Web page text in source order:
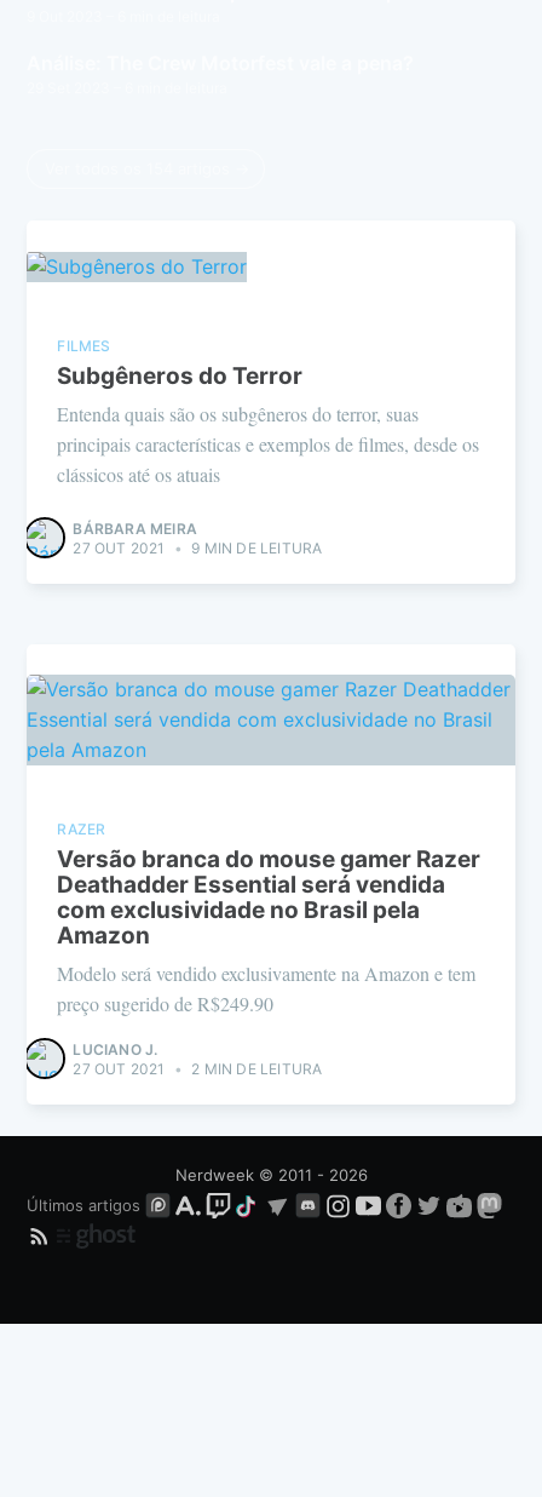
FILMES
Subgêneros do Terror
Entenda quais são os subgêneros do terror, suas
principais características e exemplos de filmes, desde os
clássicos até os atuais
BÁRBARA MEIRA
27 OUT 2021
• 9 MIN DE LEITURA
RAZER
Versão branca do mouse gamer Razer
Deathadder Essential será vendida
com exclusividade no Brasil pela
Amazon
Modelo será vendido exclusivamente na Amazon e tem
preço sugerido de R$249.90
LUCIANO J.
27 OUT 2021
• 2 MIN DE LEITURA
Nerdweek© 2011 - 2026
Últimos artigos